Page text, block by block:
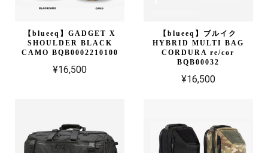
【blueeq】GADGET X
SHOULDER BLACK
CAMO BQB0002210100
¥16,500
【blueeq】ブルイク
HYBRID MULTI BAG
CORDURA re/cor
BQB00032
¥16,500